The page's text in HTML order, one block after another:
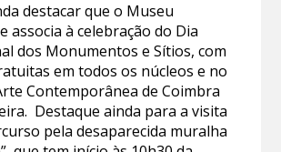
destacar que o Museu
associa à celebração do Dia
dos Monumentos e Sítios, com
em todos os núcleos e no
Contemporânea de Coimbra
Destaque ainda para a visita
pela desaparecida muralha